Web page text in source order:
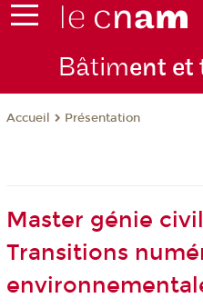
Bâtiment et
Accueil Présentation
Master génie
Transitions